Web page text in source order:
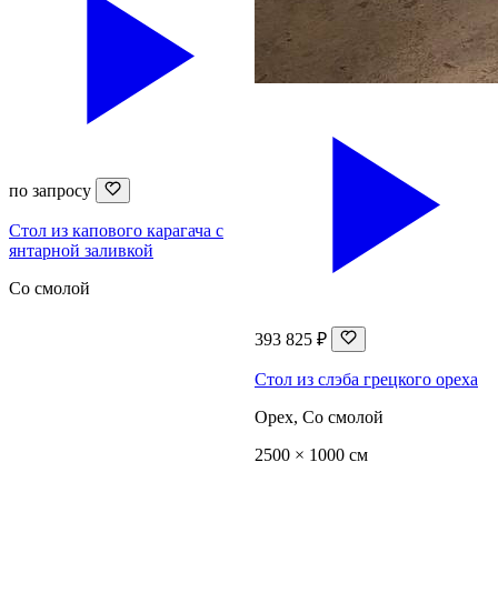
по запросу
Стол из капового карагача с
янтарной заливкой
Со смолой
393 825 ₽
Стол из слэба грецкого ореха
Орех, Со смолой
2500 × 1000 см